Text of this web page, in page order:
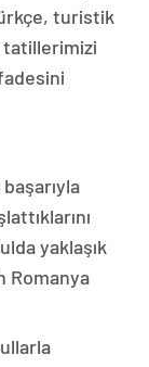
turistik
tatillerimizi
yaklaşık
Romanya